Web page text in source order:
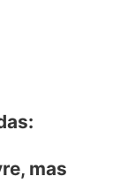
mas